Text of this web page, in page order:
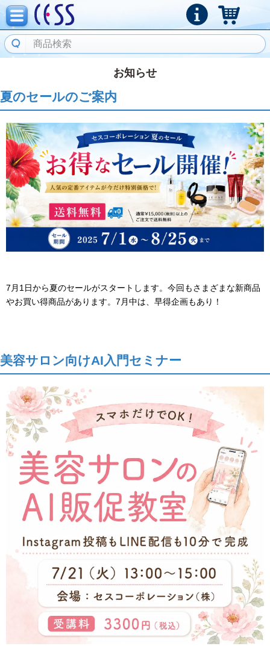
お知らせ
夏のセールのご案内
7月1日から夏のセールがスタートします。今回もさまざまな新商品
やお買い得商品があります。7月中は、早得企画もあり！
美容サロン向けAI入門セミナー